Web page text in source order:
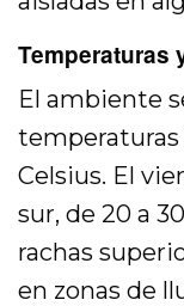
Temperaturas
El ambiente
temperaturas
Celsius. El
sur, de 20 a
rachas
en zonas de